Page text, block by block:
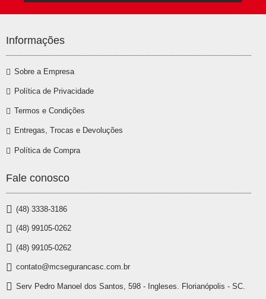
Informações
Sobre a Empresa
Política de Privacidade
Termos e Condições
Entregas, Trocas e Devoluções
Política de Compra
Fale conosco
(48) 3338-3186
(48) 99105-0262
(48) 99105-0262
contato@mcsegurancasc.com.br
Serv Pedro Manoel dos Santos, 598 - Ingleses. Florianópolis - SC.